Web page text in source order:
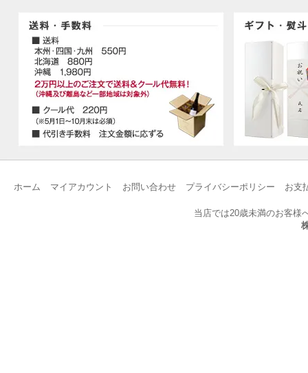
ホーム マイアカウント お問い合わせ プライバシーポリシー お支
当店では20歳未満のお客様